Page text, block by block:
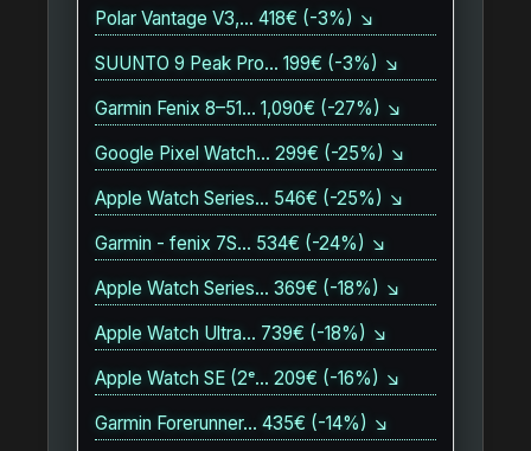
Polar Vantage V3,… 418€ (-3%) ↘
SUUNTO 9 Peak Pro… 199€ (-3%) ↘
Garmin Fenix 8–51… 1,090€ (-27%) ↘
Google Pixel Watch… 299€ (-25%) ↘
Apple Watch Series… 546€ (-25%) ↘
Garmin - fenix 7S… 534€ (-24%) ↘
Apple Watch Series… 369€ (-18%) ↘
Apple Watch Ultra… 739€ (-18%) ↘
Apple Watch SE (2ᵉ… 209€ (-16%) ↘
Garmin Forerunner… 435€ (-14%) ↘